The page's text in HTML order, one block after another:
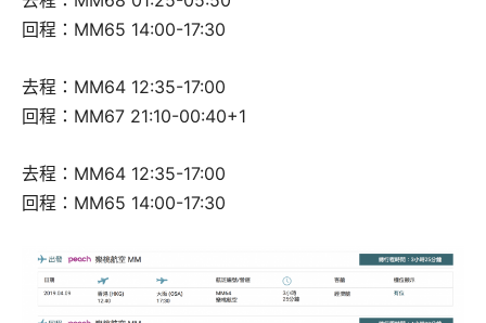
回程：MM65 14:00-17:30
去程：MM64 12:35-17:00
回程：MM67 21:10-00:40+1
去程：MM64 12:35-17:00
回程：MM65 14:00-17:30